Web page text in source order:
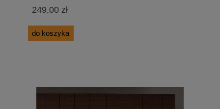
249,00 zł
do koszyka